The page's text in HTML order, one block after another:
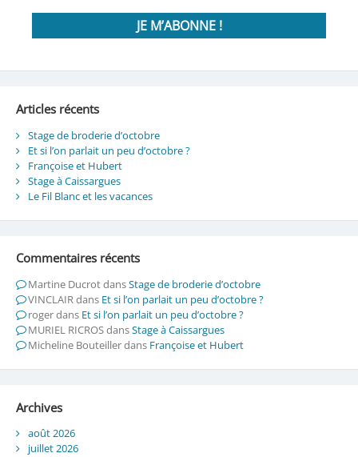
Articles récents
Stage de broderie d’octobre
Et si l’on parlait un peu d’octobre ?
Françoise et Hubert
Stage à Caissargues
Le Fil Blanc et les vacances
Commentaires récents
Martine DucrotdansStage de broderie d’octobre
VINCLAIRdans Et si l’on parlait un peu d’octobre ?
rogerdans Et si l’on parlait un peu d’octobre ?
MURIEL RICROSdansStage à Caissargues
Micheline Bouteillerdans Françoise et Hubert
Archives
août 2026
juillet 2026